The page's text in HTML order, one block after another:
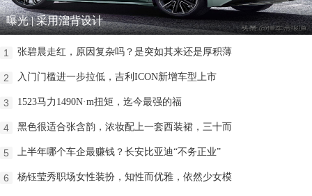
曝光 | 采用溜背设计
1 张碧晨走红，原因复杂吗？是突如其来还是厚积薄
2 入门门槛进一步拉低，吉利ICON新增车型上市
3 1523马力1490N·m扭矩，迄今最强的福
4 黑色很适合张含韵，浓妆配上一套西装裙，三十而
5 上半年哪个车企最赚钱？长安比亚迪“不务正业”
6 杨钰莹秀职场女性装扮，知性而优雅，依然少女模